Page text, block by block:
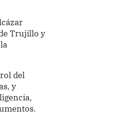
Trujillo y
del
y